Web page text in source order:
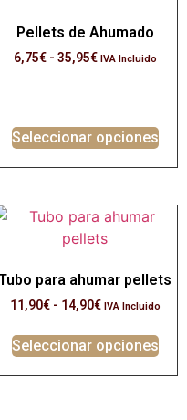
Pellets de Ahumado
6,75€ - 35,95€ IVA Incluido
Seleccionar opciones
para ahumar pellets
11,90€ - 14,90€ IVA Incluido
Seleccionar opciones